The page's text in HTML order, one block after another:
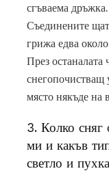
сгъваема
Съединените
грижа едва
През останалата
снегопочистващ
място някъде на
3. Колко сняг
ми и какъв
светло и